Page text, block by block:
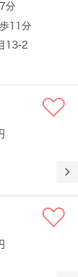
分
11分
13-2